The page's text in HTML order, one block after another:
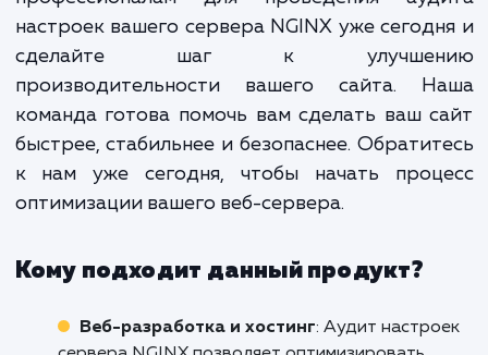
глубокого понимания. Наша
"Аудит настроек сервера
только поможет
производительность вашего
и сделает его более
стабильным.